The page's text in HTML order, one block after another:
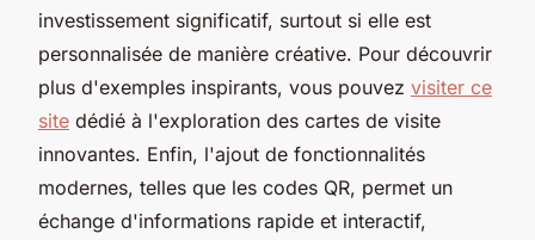
investissement significatif, surtout si elle est
personnalisée de manière créative. Pour découvrir
plus d'exemples inspirants, vous pouvez visiter ce
site dédié à l'exploration des cartes de visite
innovantes. Enfin, l'ajout de fonctionnalités
modernes, telles que les codes QR, permet un
échange d'informations rapide et interactif,